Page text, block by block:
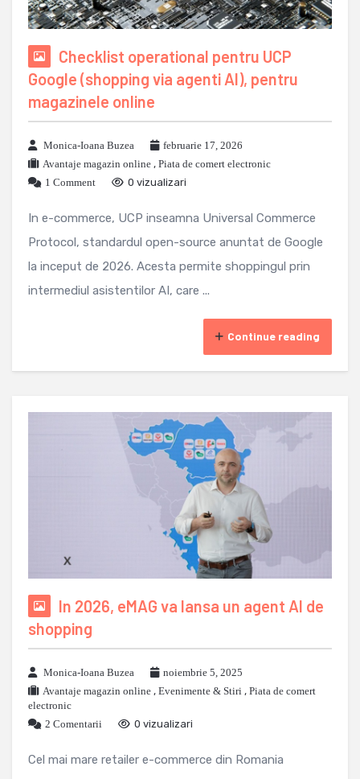
Checklist operational pentru UCP
Google (shopping via agenti AI), pentru
magazinele online
Monica-Ioana Buzea
februarie 17, 2026
Avantaje magazin online , Piata de comert electronic
1 Comment
0 vizualizari
In e-commerce, UCP inseamna Universal Commerce
Protocol, standardul open-source anuntat de Google
la inceput de 2026. Acesta permite shoppingul prin
intermediul asistentilor AI, care ...
Continue reading
In 2026, eMAG va lansa un agent AI de
shopping
Monica-Ioana Buzea
noiembrie 5, 2025
Avantaje magazin online , Evenimente & Stiri , Piata de comert
electronic
2 Comentarii
0 vizualizari
Cel mai mare retailer e-commerce din Romania